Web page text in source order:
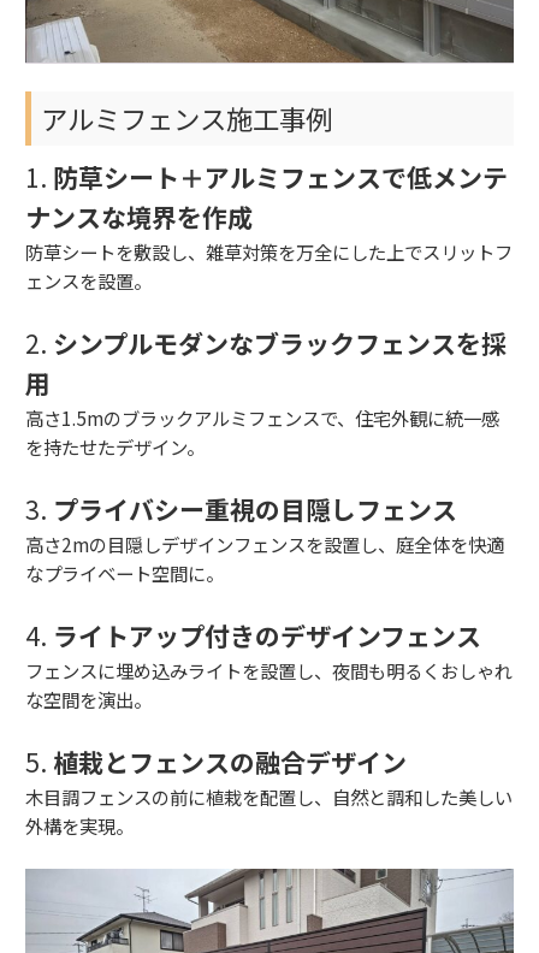
アルミフェンス施工事例
1. 防草シート＋アルミフェンスで低メンテ
ナンスな境界を作成
防草シートを敷設し、雑草対策を万全にした上でスリットフ
ェンスを設置。
2. シンプルモダンなブラックフェンスを採
用
高さ1.5mのブラックアルミフェンスで、住宅外観に統一感
を持たせたデザイン。
3. プライバシー重視の目隠しフェンス
高さ2mの目隠しデザインフェンスを設置し、庭全体を快適
なプライベート空間に。
4. ライトアップ付きのデザインフェンス
フェンスに埋め込みライトを設置し、夜間も明るくおしゃれ
な空間を演出。
5. 植栽とフェンスの融合デザイン
木目調フェンスの前に植栽を配置し、自然と調和した美しい
外構を実現。